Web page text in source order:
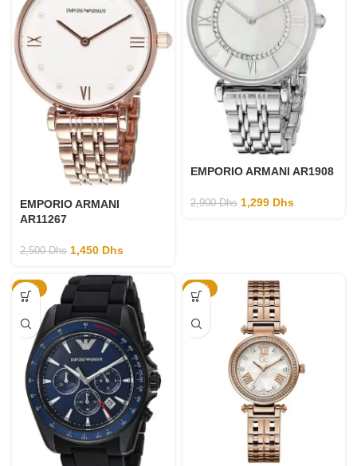
EMPORIO ARMANI
AR11267
2,500Dhs 1,450 Dhs
EMPORIO ARMANI AR1908
2,900Dhs 1,299 Dhs
-41% -57%